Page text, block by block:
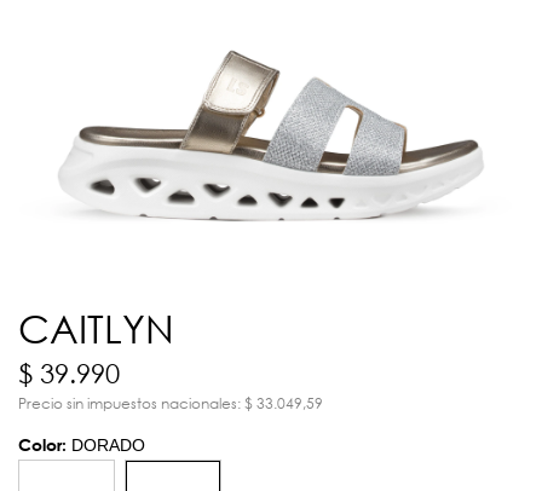
CAITLYN
$ 39.990
Precio sin impuestos nacionales: $ 33.049,59
Color: DORADO